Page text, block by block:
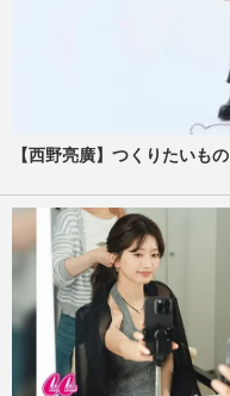
【西野亮廣】つくりたいも